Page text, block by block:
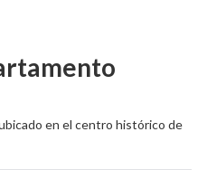
en el centro histórico de